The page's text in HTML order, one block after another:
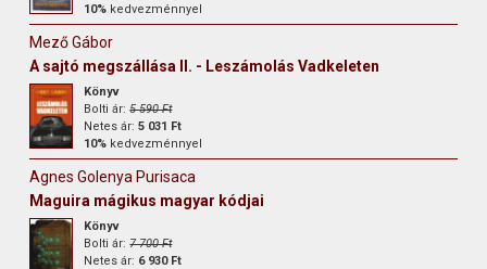
10% kedvezménnyel
Mező Gábor
A sajtó megszállása II. - Leszámolás Vadkeleten
Könyv
Bolti ár:5 590 Ft
Netes ár:5 031 Ft
10% kedvezménnyel
Agnes Golenya Purisaca
Maguira mágikus magyar kódjai
Könyv
Bolti ár:7 700 Ft
Netes ár: 6 930 Ft